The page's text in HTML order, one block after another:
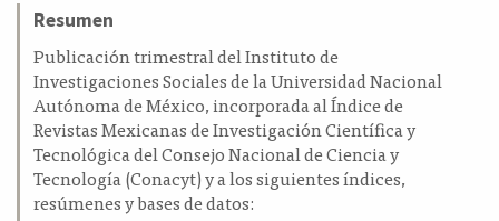
e
a
l
artículo
Resumen
Publicación trimestral del Instituto de
Investigaciones Sociales de la Universidad Nacional
Autónoma de México, incorporada al Índice de
Revistas Mexicanas de Investigación Científica y
Tecnológica del Consejo Nacional de Ciencia y
Tecnología (Conacyt) y a los siguientes índices,
resúmenes y bases de datos: